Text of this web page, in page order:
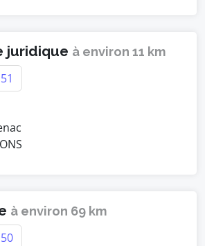
juridique à environ 11 km
à environ 69 km